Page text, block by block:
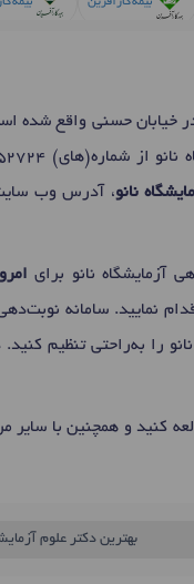
بیمه کارآفرین بیمه
خیابان حسنی واقع شده
نانو از شماره(های)
نانو، آدرس وب
نمایید. سامانه
را به‌راحتی تنظیم
کنید و همچنین با سایر
بهترین دکتر علوم